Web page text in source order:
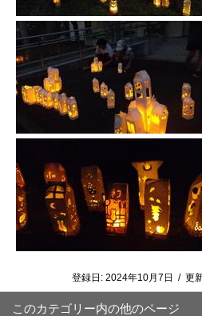
登録日: 2024年10月7日 / 更
このカテゴリー内の他のページ